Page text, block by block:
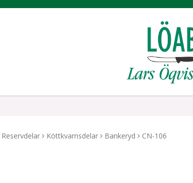
Reservdelar Köttkvarnsdelar Bankeryd CN-106